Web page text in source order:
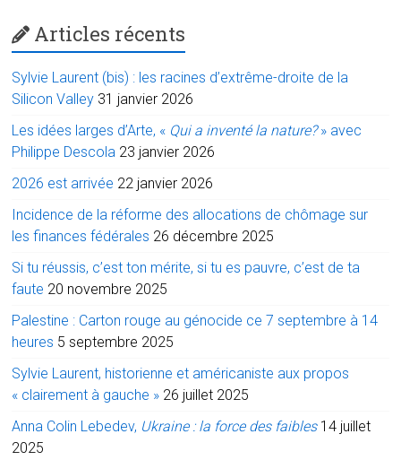
Articles récents
Sylvie Laurent (bis) : les racines d’extrême-droite de la
Silicon Valley 31 janvier 2026
Les idées larges d’Arte, « Qui a inventé la nature?» avec
Philippe Descola 23 janvier 2026
2026 est arrivée 22 janvier 2026
Incidence de la réforme des allocations de chômage sur
les finances fédérales 26 décembre 2025
Si tu réussis, c’est ton mérite, si tu es pauvre, c’est de ta
faute 20 novembre 2025
Palestine : Carton rouge au génocide ce 7 septembre à 14
heures 5 septembre 2025
Sylvie Laurent, historienne et américaniste aux propos
« clairement à gauche » 26 juillet 2025
Anna Colin Lebedev, Ukraine : la force des faibles 14 juillet
2025